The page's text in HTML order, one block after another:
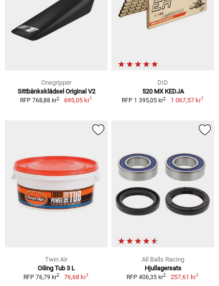
Onegripper
Sittbänksklädsel Original V2
RFP 768,88 kr2 695,05 kr1
DID
520 MX KEDJA
RFP 1 395,05 kr2 1 067,57 kr1
Twin Air
Oiling Tub 3 L
RFP 76,79 kr2 76,68 kr1
All Balls Racing
Hjullagersats
RFP 406,35 kr2 257,61 kr1